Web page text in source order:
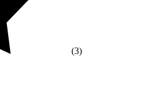
(3)